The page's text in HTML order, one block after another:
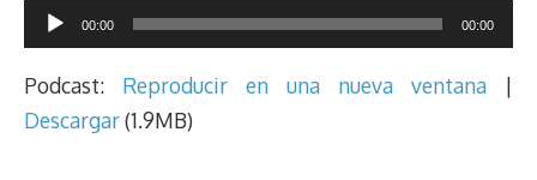
Reproductor
de
audio
00:00 00:00
Podcast: Reproducir en una nueva ventana |
Descargar(1.9MB)